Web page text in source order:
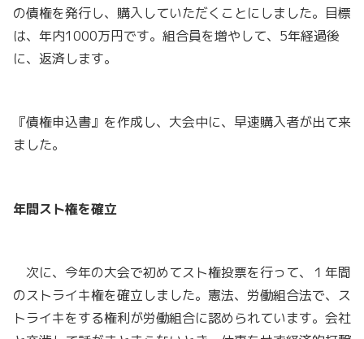
の債権を発行し、購入していただくことにしました。目標
は、年内1000万円です。組合員を増やして、5年経過後
に、返済します。
『債権申込書』を作成し、大会中に、早速購入者が出て来
ました。
年間スト権を確立
次に、今年の大会で初めてスト権投票を行って、１年間
のストライキ権を確立しました。憲法、労働組合法で、ス
トライキをする権利が労働組合に認められています。会社